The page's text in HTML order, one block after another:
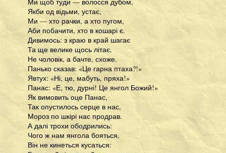
Якби од відьми, устає,
Ми — хто рачки, а хто пугом,
Аби побачити, хто в кошарі є.
Дивимось: з краю в край шагає
Та ще велике щось літає,
Не чоловік, а бачте, схоже.
Панько сказав: «Це гарна птаха?!»
Явтух: «Ні, це, мабуть, пряха!»
Панас: «Е, тю, дурні! Це янгол Божий!»
Як вимовить оце Панас,
Так опустилось серце в нас,
Мороз по шкірі нас продрав.
А далі трохи ободрились:
Чого ж нам янгола бояться,
Він не кинеться кусаться: